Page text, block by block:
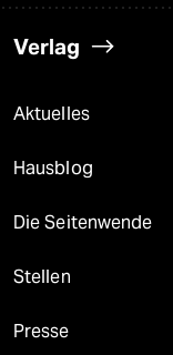
Verlag
Aktuelles
Hausblog
Die Seitenwende
Stellen
Presse